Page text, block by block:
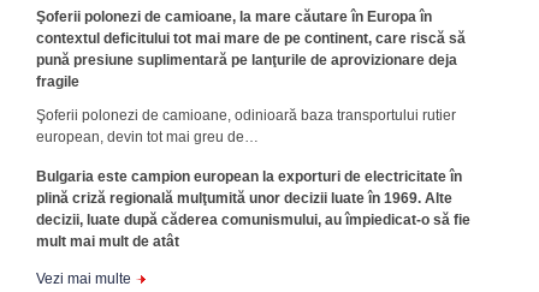
Şoferii polonezi de camioane, la mare căutare în Europa în
contextul deficitului tot mai mare de pe continent, care riscă să
pună presiune suplimentară pe lanţurile de aprovizionare deja
fragile
Şoferii polonezi de camioane, odinioară baza transportului rutier
european, devin tot mai greu de…
Bulgaria este campion european la exporturi de electricitate în
plină criză regională mulţumită unor decizii luate în 1969. Alte
decizii, luate după căderea comunismului, au împiedicat-o să fie
mult mai mult de atât
Vezi mai multe